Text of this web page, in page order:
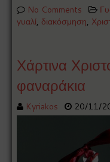
No Comments
γυαλί, διακόσμηση,
Χάρτινα
φαναράκια
Kyriakos 20/11/